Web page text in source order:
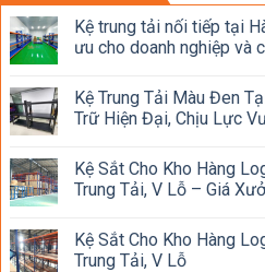
Kệ trung tải nối tiếp tại
ưu cho doanh nghiệp và
Kệ Trung Tải Màu Đen
Trữ Hiện Đại, Chịu Lực
Kệ Sắt Cho Kho Hàng
Trung Tải, V Lỗ – Giá
Kệ Sắt Cho Kho Hàng
Trung Tải, V Lỗ